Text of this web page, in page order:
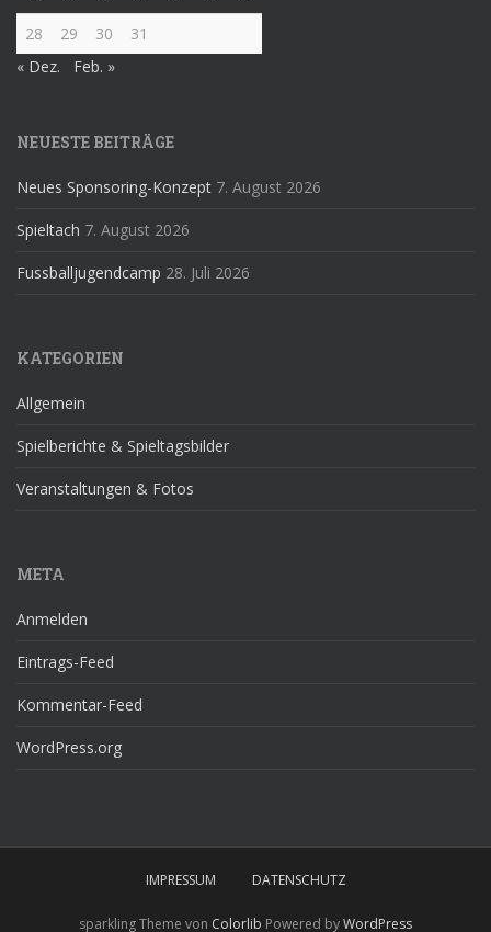
28
29 30
31
« Dez.
Feb. »
NEUESTE BEITRÄGE
Neues Sponsoring-Konzept 7. August 2026
Spieltach 7. August 2026
Fussballjugendcamp 28. Juli 2026
KATEGORIEN
Allgemein
Spielberichte & Spieltagsbilder
Veranstaltungen & Fotos
META
Anmelden
Eintrags-Feed
Kommentar-Feed
WordPress.org
IMPRESSUM DATENSCHUTZ
sparkling Theme von Colorlib Powered byWordPress